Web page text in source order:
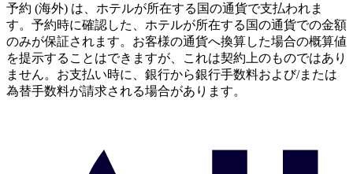
予約 (海外) は、ホテルが所在する国の通貨で支払われま
す。予約時に確認した、ホテルが所在する国の通貨での金額
のみが保証されます。お客様の通貨へ換算した場合の概算値
を提示することはできますが、これは契約上のものではあり
ません。お支払い時に、銀行から銀行手数料および/または
為替手数料が請求される場合があります。